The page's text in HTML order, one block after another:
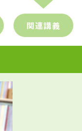
関連講義
は？